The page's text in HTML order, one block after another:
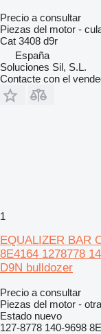
Precio a consultar
Piezas del motor -
Cat 3408 d9r
España
Soluciones Sil, S.L.
Contacte con el
1
EQUALIZER BAR
8E4164 1278778
D9N bulldozer
Precio a consultar
Piezas del motor -
Estado nuevo
127-8778 140-9698